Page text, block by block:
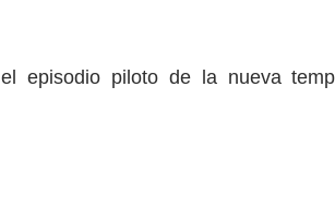
episodio piloto de la nueva